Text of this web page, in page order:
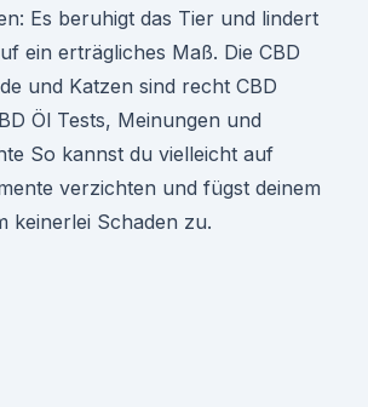
Es beruhigt das Tier und lindert
ein erträgliches Maß. Die CBD
und Katzen sind recht CBD
Öl Tests, Meinungen und
So kannst du vielleicht auf
verzichten und fügst deinem
keinerlei Schaden zu.